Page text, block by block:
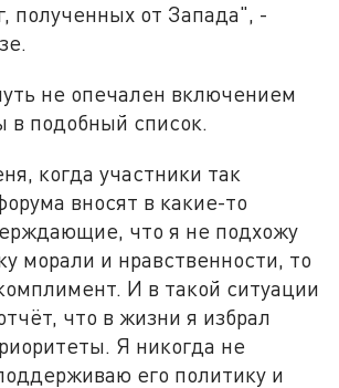
полученных от Запада", -
не опечален включением
в подобный список.
когда участники так
вносят в какие-то
что я не подхожу
морали и нравственности, то
И в такой ситуации
что в жизни я избрал
Я никогда не
его политику и